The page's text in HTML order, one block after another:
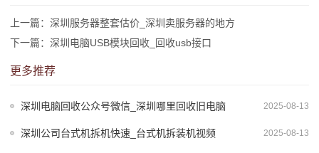
上一篇：深圳服务器整套估价_深圳卖服务器的地方
下一篇：深圳电脑USB模块回收_回收usb接口
更多推荐
2025-08-13
深圳电脑回收公众号微信_深圳哪里回收旧电脑
2025-08-13
深圳公司台式机拆机快速_台式机拆装机视频